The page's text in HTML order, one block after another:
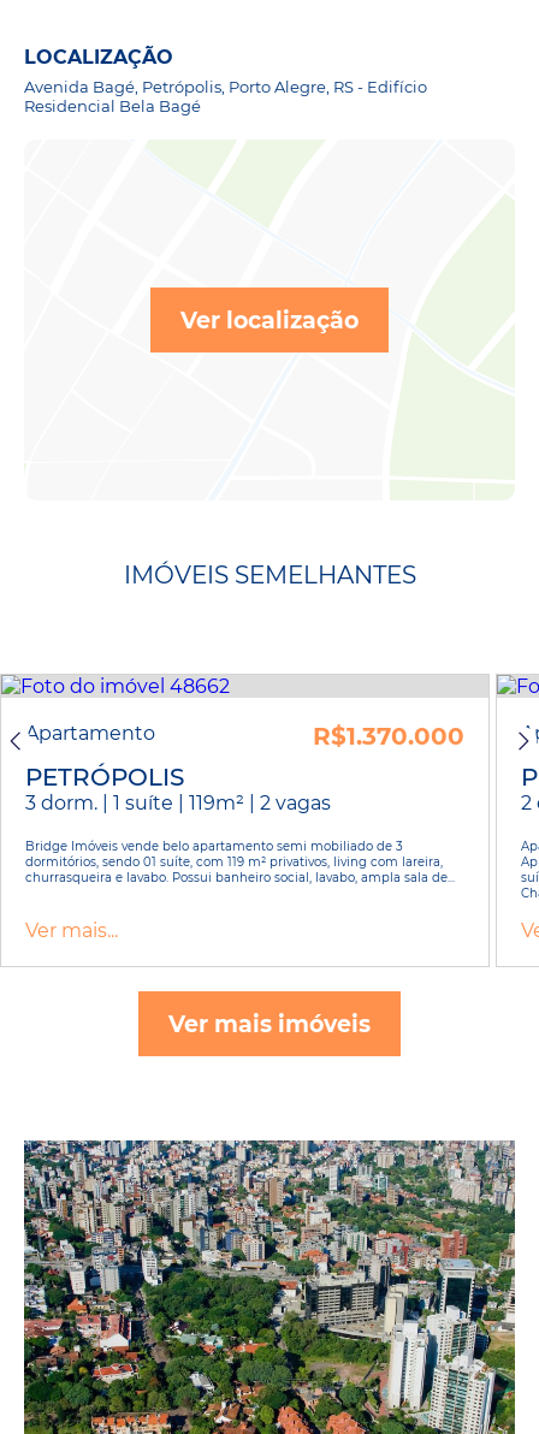
LOCALIZAÇÃO
Avenida Bagé, Petrópolis, Porto Alegre, RS - Edifício
Residencial Bela Bagé
Ver localização
IMÓVEIS SEMELHANTES
Apartamento
R$1.370.000
PETRÓPOLIS
3 dorm. | 1 suíte | 119m² | 2 vagas
Bridge Imóveis vende belo apartamento semi mobiliado de 3
dormitórios, sendo 01 suíte, com 119 m² privativos, living com lareira,
churrasqueira e lavabo. Possui banheiro social, lavabo, ampla sala de...
Ver mais...
2
Ver mais imóveis